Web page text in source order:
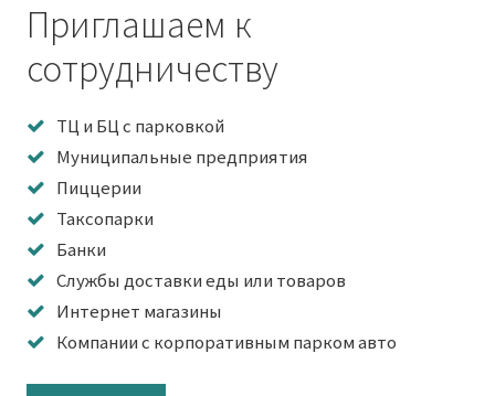
Приглашаем к
сотрудничеству
ТЦ и БЦ с парковкой
Муниципальные предприятия
Пиццерии
Таксопарки
Банки
Службы доставки еды или товаров
Интернет магазины
Компании с корпоративным парком авто